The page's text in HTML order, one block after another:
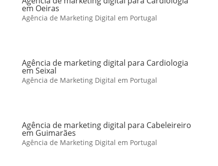
em Oeiras
Agência de Marketing Digital em Portugal
Agência de marketing digital para Cardiologia
em Seixal
Agência de Marketing Digital em Portugal
Agência de marketing digital para Cabeleireiro
em Guimarães
Agência de Marketing Digital em Portugal